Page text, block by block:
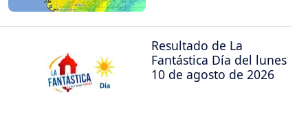
Resultado de La
Fantástica Día del lunes
10 de agosto de 2026